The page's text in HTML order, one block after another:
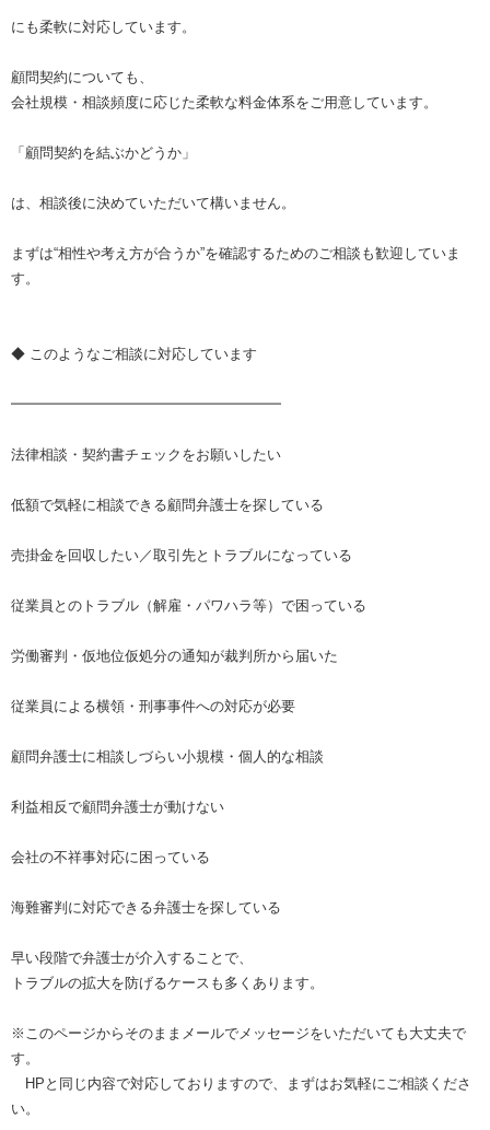
にも柔軟に対応しています。
顧問契約についても、
会社規模・相談頻度に応じた柔軟な料金体系をご用意しています。
「顧問契約を結ぶかどうか」
は、相談後に決めていただいて構いません。
まずは“相性や考え方が合うか”を確認するためのご相談も歓迎していま
す。
◆ このようなご相談に対応しています
━━━━━━━━━━━━━━━━━━━
法律相談・契約書チェックをお願いしたい
低額で気軽に相談できる顧問弁護士を探している
売掛金を回収したい／取引先とトラブルになっている
従業員とのトラブル（解雇・パワハラ等）で困っている
労働審判・仮地位仮処分の通知が裁判所から届いた
従業員による横領・刑事事件への対応が必要
顧問弁護士に相談しづらい小規模・個人的な相談
利益相反で顧問弁護士が動けない
会社の不祥事対応に困っている
海難審判に対応できる弁護士を探している
早い段階で弁護士が介入することで、
トラブルの拡大を防げるケースも多くあります。
※このページからそのままメールでメッセージをいただいても大丈夫で
す。
HPと同じ内容で対応しておりますので、まずはお気軽にご相談くださ
い。